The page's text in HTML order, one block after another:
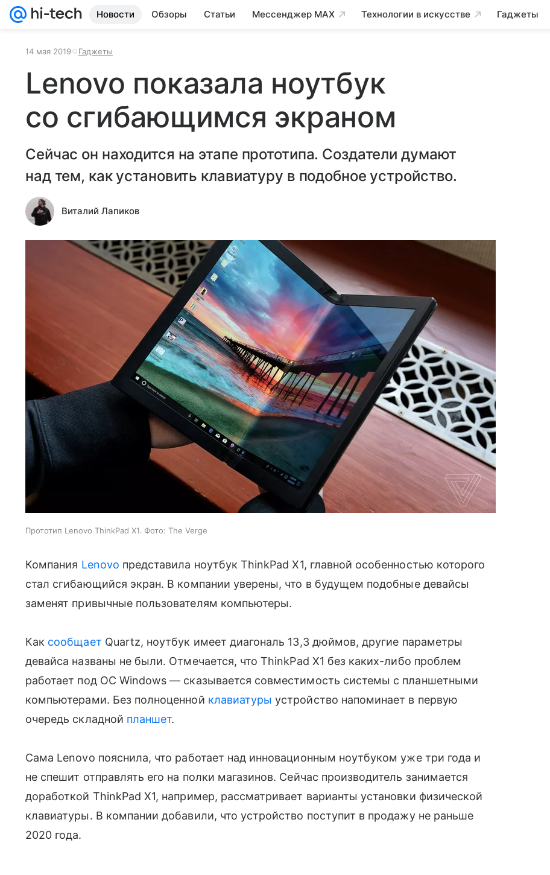
Новости Обзоры Статьи Мессенджер MAX Технологии в искусстве Гаджеты
14 мая 2019 Гаджеты
Lenovo показала ноутбук
со сгибающимся экраном
Сейчас он находится на этапе прототипа. Создатели думают
над тем, как установить клавиатуру в подобное устройство.
Виталий Лапиков
Прототип Lenovo ThinkPad X1. Фото: The Verge
Компания Lenovo представила ноутбук ThinkPad X1, главной особенностью которого
стал сгибающийся экран. В компании уверены, что в будущем подобные девайсы
заменят привычные пользователям компьютеры.
Как сообщает Quartz, ноутбук имеет диагональ 13,3 дюймов, другие параметры
девайса названы не были. Отмечается, что ThinkPad X1 без каких-либо проблем
работает под ОС Windows — сказывается совместимость системы с планшетными
компьютерами. Без полноценной клавиатуры устройство напоминает в первую
очередь складной планшет.
Сама Lenovo пояснила, что работает над инновационным ноутбуком уже три года и
не спешит отправлять его на полки магазинов. Сейчас производитель занимается
доработкой ThinkPad X1, например, рассматривает варианты установки физической
клавиатуры. В компании добавили, что устройство поступит в продажу не раньше
2020 года.